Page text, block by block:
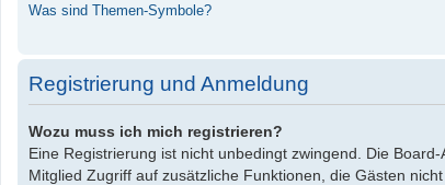
Was sind Themen-Symbole?
Registrierung und Anmeldung
Wozu muss ich mich registrieren?
Eine Registrierung ist nicht unbedingt zwingend. Die
Mitglied Zugriff auf zusätzliche Funktionen, die Gästen